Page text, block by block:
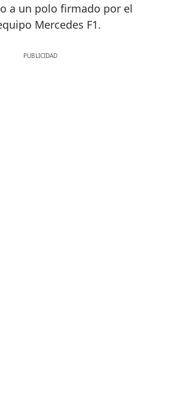
a un polo firmado por el
Mercedes F1.